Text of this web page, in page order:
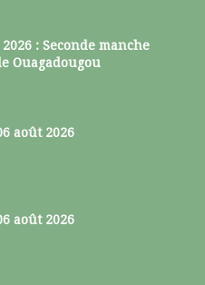
: Seconde manche
Ouagadougou
août 2026
août 2026